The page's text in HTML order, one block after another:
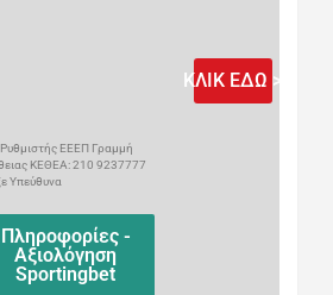
ΕΕΕΠ Γραμμή
ΚΕΘΕΑ: 210 9237777
Υπεύθυνα
Πληροφορίες -
Αξιολόγηση
Sportingbet
ΚΛΙΚ ΕΔΩ >